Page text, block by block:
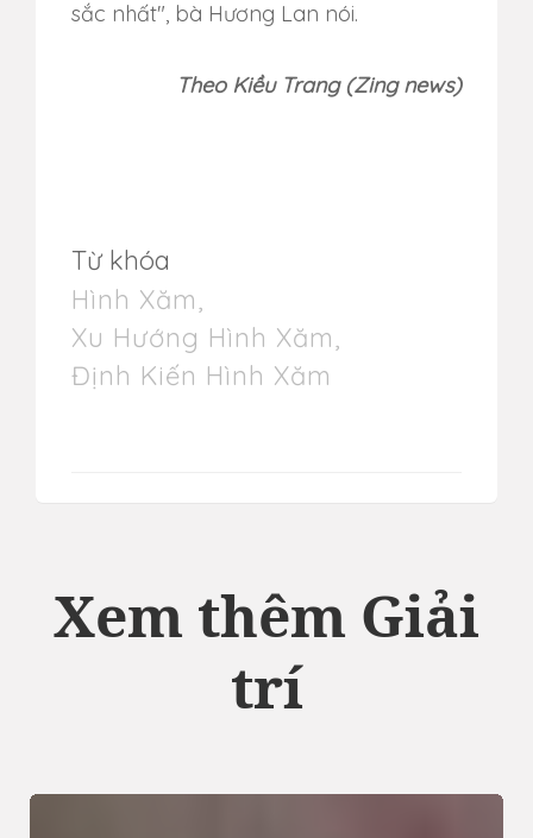
sắc nhất", bà Hương Lan nói.
Theo Kiều Trang (Zing news)
Từ khóa
Hình Xăm
Xu Hướng Hình Xăm
Định Kiến Hình Xăm
Xem thêm Giải
trí